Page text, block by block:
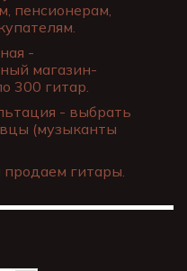
пенсионерам,
-
магазин-
300 гитар.
- выбрать
(музыканты
гитары.